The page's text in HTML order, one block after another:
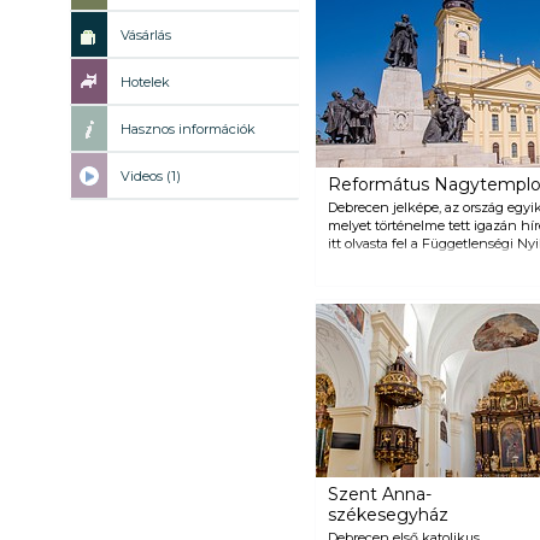
Vásárlás
Hotelek
Hasznos információk
Videos (1) Református
Debrecen jelképe, az ország
melyet történelme tett igazán
itt olvasta fel a Függetlenségi
széke a Nagytemplom féltve
között emelték a város
Mihály és Thaler József tervei
építkezéskor kapta klasszicista
templom leégett. A templomi
mester készítette, többszöri
legnagyobb mechanikus
timpanon mögötti acélhídról
felfelé megtekinthető az 56
eseményeken túl a templomban
orgonakoncertek és zenei
nemzeti emlékhely.
Szent Anna-
székesegyház